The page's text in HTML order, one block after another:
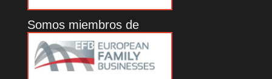
Somos miembros de